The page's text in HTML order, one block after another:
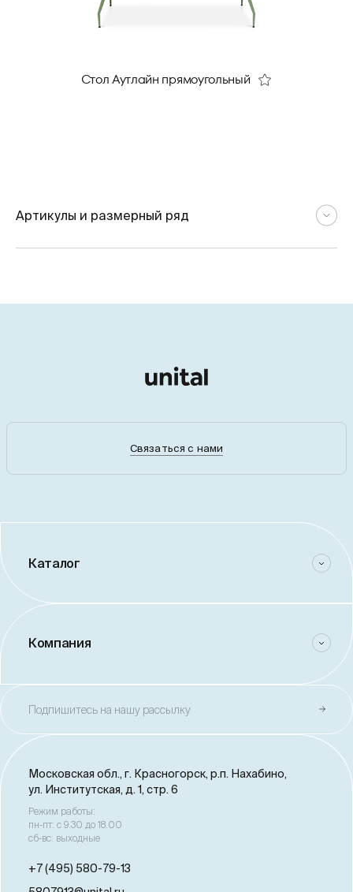
Стол Аутлайн прямоугольный
Артикулы и размерный ряд
Связаться с нами
Каталог
Компания
Подпишитесь на нашу рассылку
Московская обл., г. Красногорск, р.п. Нахабино,
ул. Институтская, д. 1, стр. 6
Режим работы:
пн-пт: с 9.30 до 18.00
сб-вс: выходные
+7 (495) 580-79-13